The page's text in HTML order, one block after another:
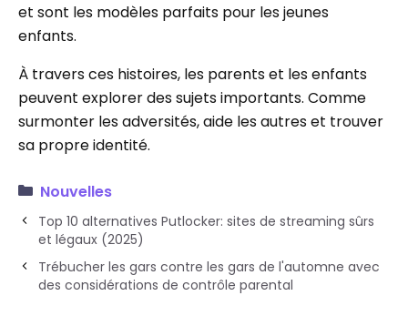
et sont les modèles parfaits pour les jeunes
enfants.
À travers ces histoires, les parents et les enfants
peuvent explorer des sujets importants. Comme
surmonter les adversités, aide les autres et trouver
sa propre identité.
Nouvelles
Top 10 alternatives Putlocker: sites de streaming sûrs
et légaux (2025)
Trébucher les gars contre les gars de l'automne avec
des considérations de contrôle parental